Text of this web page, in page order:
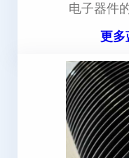
电子器件
更多